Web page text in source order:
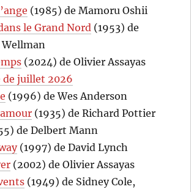
(1985) de Mamoru Oshii
le Grand Nord (1953) de
(2024) de Olivier Assayas
de juillet 2026
(1996) de Wes Anderson
(1935) de Richard Pottier
de Delbert Mann
(1997) de David Lynch
(2002) de Olivier Assayas
(1949) de Sidney Cole,